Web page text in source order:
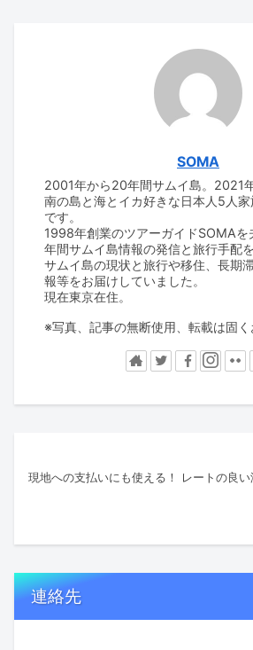
SOMA
2001年から20年間サムイ島。2021
南の島と海とイカ好きな日本人5人
です。
1998年創業のツアーガイドSOMA
年間サムイ島情報の発信と旅行手配
サムイ島の現状と旅行や移住、長期
報等をお届けしていました。
現在東京在住。
※写真、記事の無断使用、転載は固く
現地への支払いにも使える！ レートの良
連絡先